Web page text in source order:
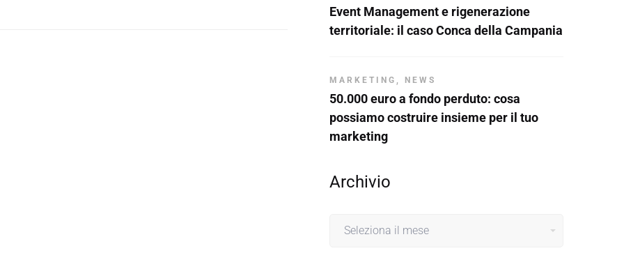
Event Management e rigenerazione
territoriale: il caso Conca della Campania
MARKETING , NEWS
50.000 euro a fondo perduto: cosa
possiamo costruire insieme per il tuo
marketing
Archivio